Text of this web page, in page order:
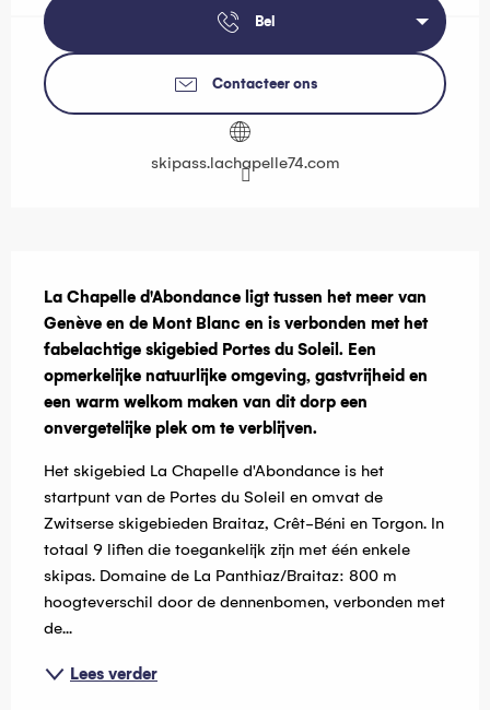
Bel
Contacteer ons
skipass.lachapelle74.com
La Chapelle d'Abondance ligt tussen het meer van
Genève en de Mont Blanc en is verbonden met het
fabelachtige skigebied Portes du Soleil. Een
opmerkelijke natuurlijke omgeving, gastvrijheid en
een warm welkom maken van dit dorp een
onvergetelijke plek om te verblijven.
Het skigebied La Chapelle d'Abondance is het
startpunt van de Portes du Soleil en omvat de
Zwitserse skigebieden Braitaz, Crêt-Béni en Torgon. In
totaal 9 liften die toegankelijk zijn met één enkele
skipas. Domaine de La Panthiaz/Braitaz: 800 m
hoogteverschil door de dennenbomen, verbonden met
de...
Lees verder